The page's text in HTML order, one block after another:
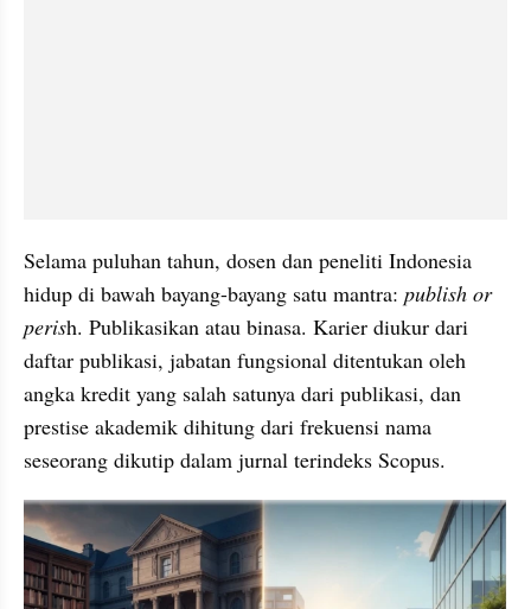
Selama puluhan tahun, dosen dan peneliti Indonesia
hidup di bawah bayang-bayang satu mantra: publish or
perish. Publikasikan atau binasa. Karier diukur dari
daftar publikasi, jabatan fungsional ditentukan oleh
angka kredit yang salah satunya dari publikasi, dan
prestise akademik dihitung dari frekuensi nama
seseorang dikutip dalam jurnal terindeks Scopus.